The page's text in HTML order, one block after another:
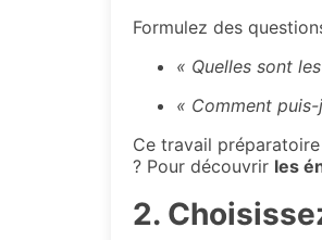
Formulez des
« Quelles sont
« Comment
Ce travail
? Pour découvrir les
2.